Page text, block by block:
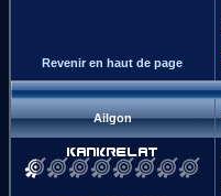
Revenir en haut de page
Ailgon